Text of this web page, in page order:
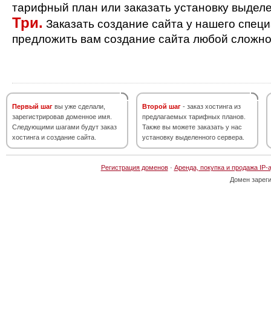
тарифный план или заказать установку
Три. Заказать создание сайта у нашего
предложить вам создание сайта любой
Первый шаг вы уже сделали,
зарегистрировав доменное имя.
Следующими шагами будут заказ
хостинга и создание сайта.
Второй шаг - заказ хостинга из
предлагаемых тарифных планов.
Также вы можете заказать у нас
установку выделенного сервера.
Регистрация доменов· Аренда, покупка и продажа IP-
Домен